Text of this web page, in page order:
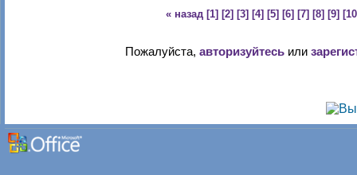
« назад [1] [2] [3] [4] [5] [6] [7] [8] [9]
Пожалуйста,авторизуйтесь или